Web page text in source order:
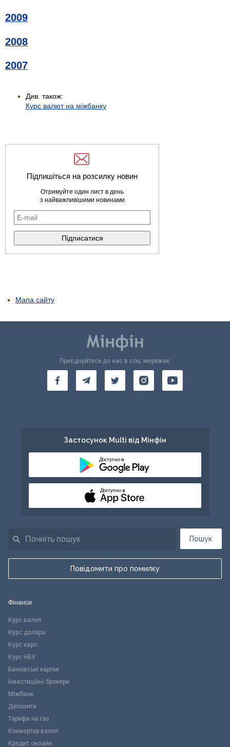
2009
2008
2007
Див. також:
Курс валют на міжбанку
Підпишіться на розсилку новин
Отримуйте один лист в день
з найважливішими новинами
Мапа сайту
Пошук
Повідомити про помилку
Приєднуйтесь до нас в соц. мережах:
Застосунок Multi від Мінфін
Доступно в
Доступно в
Фінанси
Курс валют
Курс долара
Курс євро
Курс НБУ
Банківські картки
Інвестиційні брокери
Міжбанк
Депозити
Тарифи на газ
Конвертер валют
Кредит онлайн